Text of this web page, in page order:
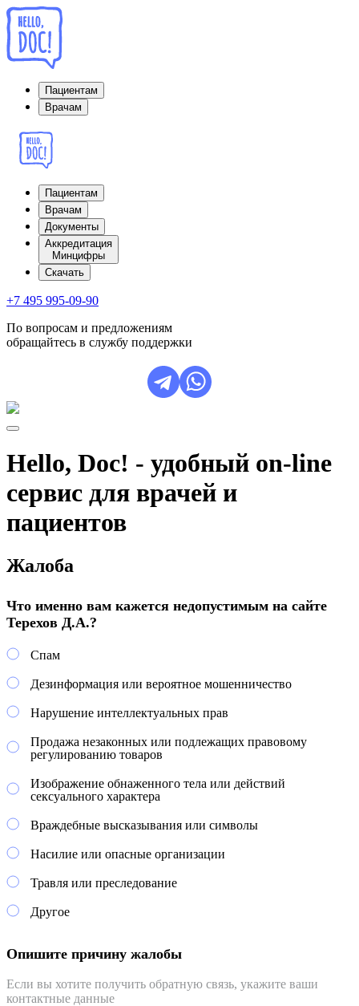
Пациентам
Врачам
Пациентам
Врачам
Документы
Аккредитация
Минцифры
Cкачать
+7 495 995-09-90
По вопросам и предложениям
обращайтесь в службу поддержки
Hello, Doc! - удобный on-line
сервис для врачей и
пациентов
Жалоба
Что именно вам кажется недопустимым на сайте
Терехов Д.А.?
Спам
Дезинформация или вероятное мошенничество
Нарушение интеллектуальных прав
Продажа незаконных или подлежащих правовому
регулированию товаров
Изображение обнаженного тела или действий
сексуального характера
Враждебные высказывания или символы
Насилие или опасные организации
Травля или преследование
Другое
Опишите причину жалобы
Если вы хотите получить обратную связь, укажите ваши
контактные данные